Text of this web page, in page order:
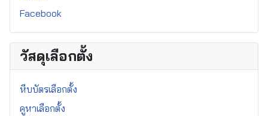
Facebook
วัสดุเลือกตั้ง
หีบบัตรเลือกตั้ง
คูหาเลือกตั้ง